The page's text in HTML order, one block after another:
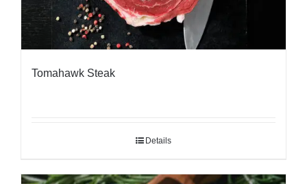
Tomahawk Steak
Details